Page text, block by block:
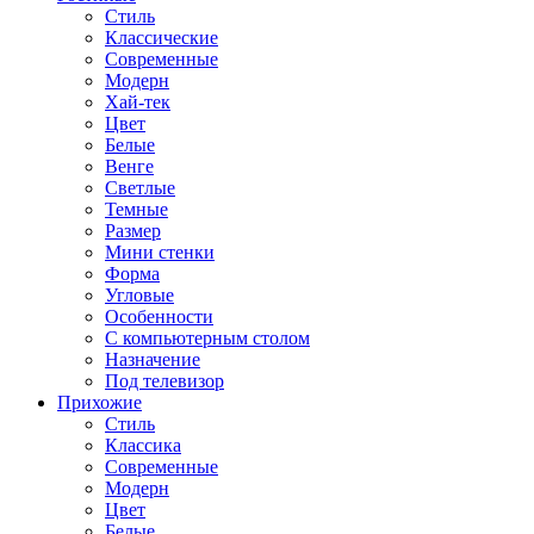
Стиль
Классические
Современные
Модерн
Хай-тек
Цвет
Белые
Венге
Светлые
Темные
Размер
Мини стенки
Форма
Угловые
Особенности
С компьютерным столом
Назначение
Под телевизор
Прихожие
Стиль
Классика
Современные
Модерн
Цвет